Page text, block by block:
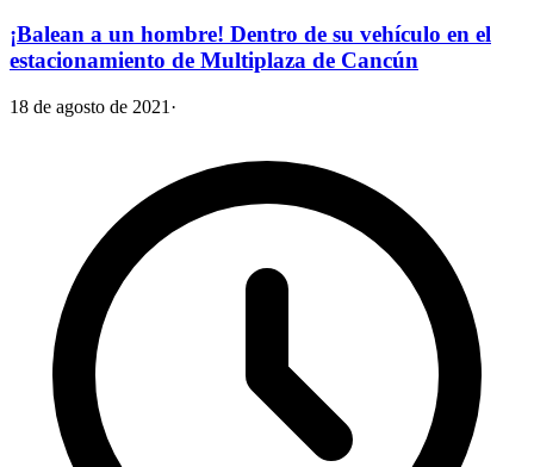
¡Balean a un hombre! Dentro de su vehículo en el
estacionamiento de Multiplaza de Cancún
18 de agosto de 2021 ·